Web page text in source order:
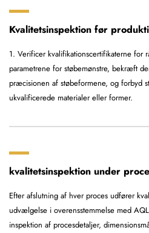
Kvalitetsinspektion før
1. Verificer kvalifikationscertifikaterne for
parametrene for støbemønstre, bekræft
præcisionen af støbeformene, og forbyd
ukvalificerede materialer eller former.
kvalitetsinspektion under
Efter afslutning af hver proces udfører
udvælgelse i overensstemmelse med
inspektion af procesdetaljer,